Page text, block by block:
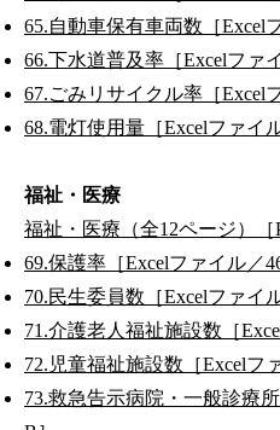
65.自動車保有車両数［Excel
66.下水道普及率［Excelファ
67.ごみリサイクル率［Excel
68.電灯使用量［Excelファイ
福祉・医療
福祉・医療（全12ページ）［
69.保護率［Excelファイル／
70.民生委員数［Excelファイ
71.介護老人福祉施設数［
72.児童福祉施設数［Excelフ
73.救急告示病院・一般診療